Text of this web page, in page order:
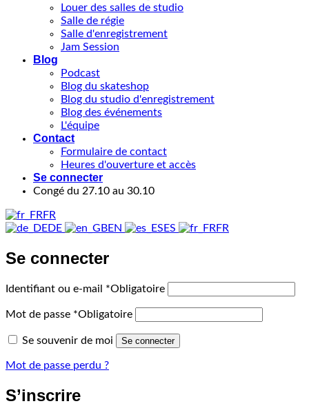
Louer des salles de studio
Salle de régie
Salle d'enregistrement
Jam Session
Blog
Podcast
Blog du skateshop
Blog du studio d'enregistrement
Blog des événements
L'équipe
Contact
Formulaire de contact
Heures d'ouverture et accès
Se connecter
Congé du 27.10 au 30.10
FR
DE
EN ES FR
Se connecter
Identifiant ou e-mail *Obligatoire
Mot de passe *Obligatoire
Se souvenir de moi Se connecter
Mot de passe perdu ?
S’inscrire